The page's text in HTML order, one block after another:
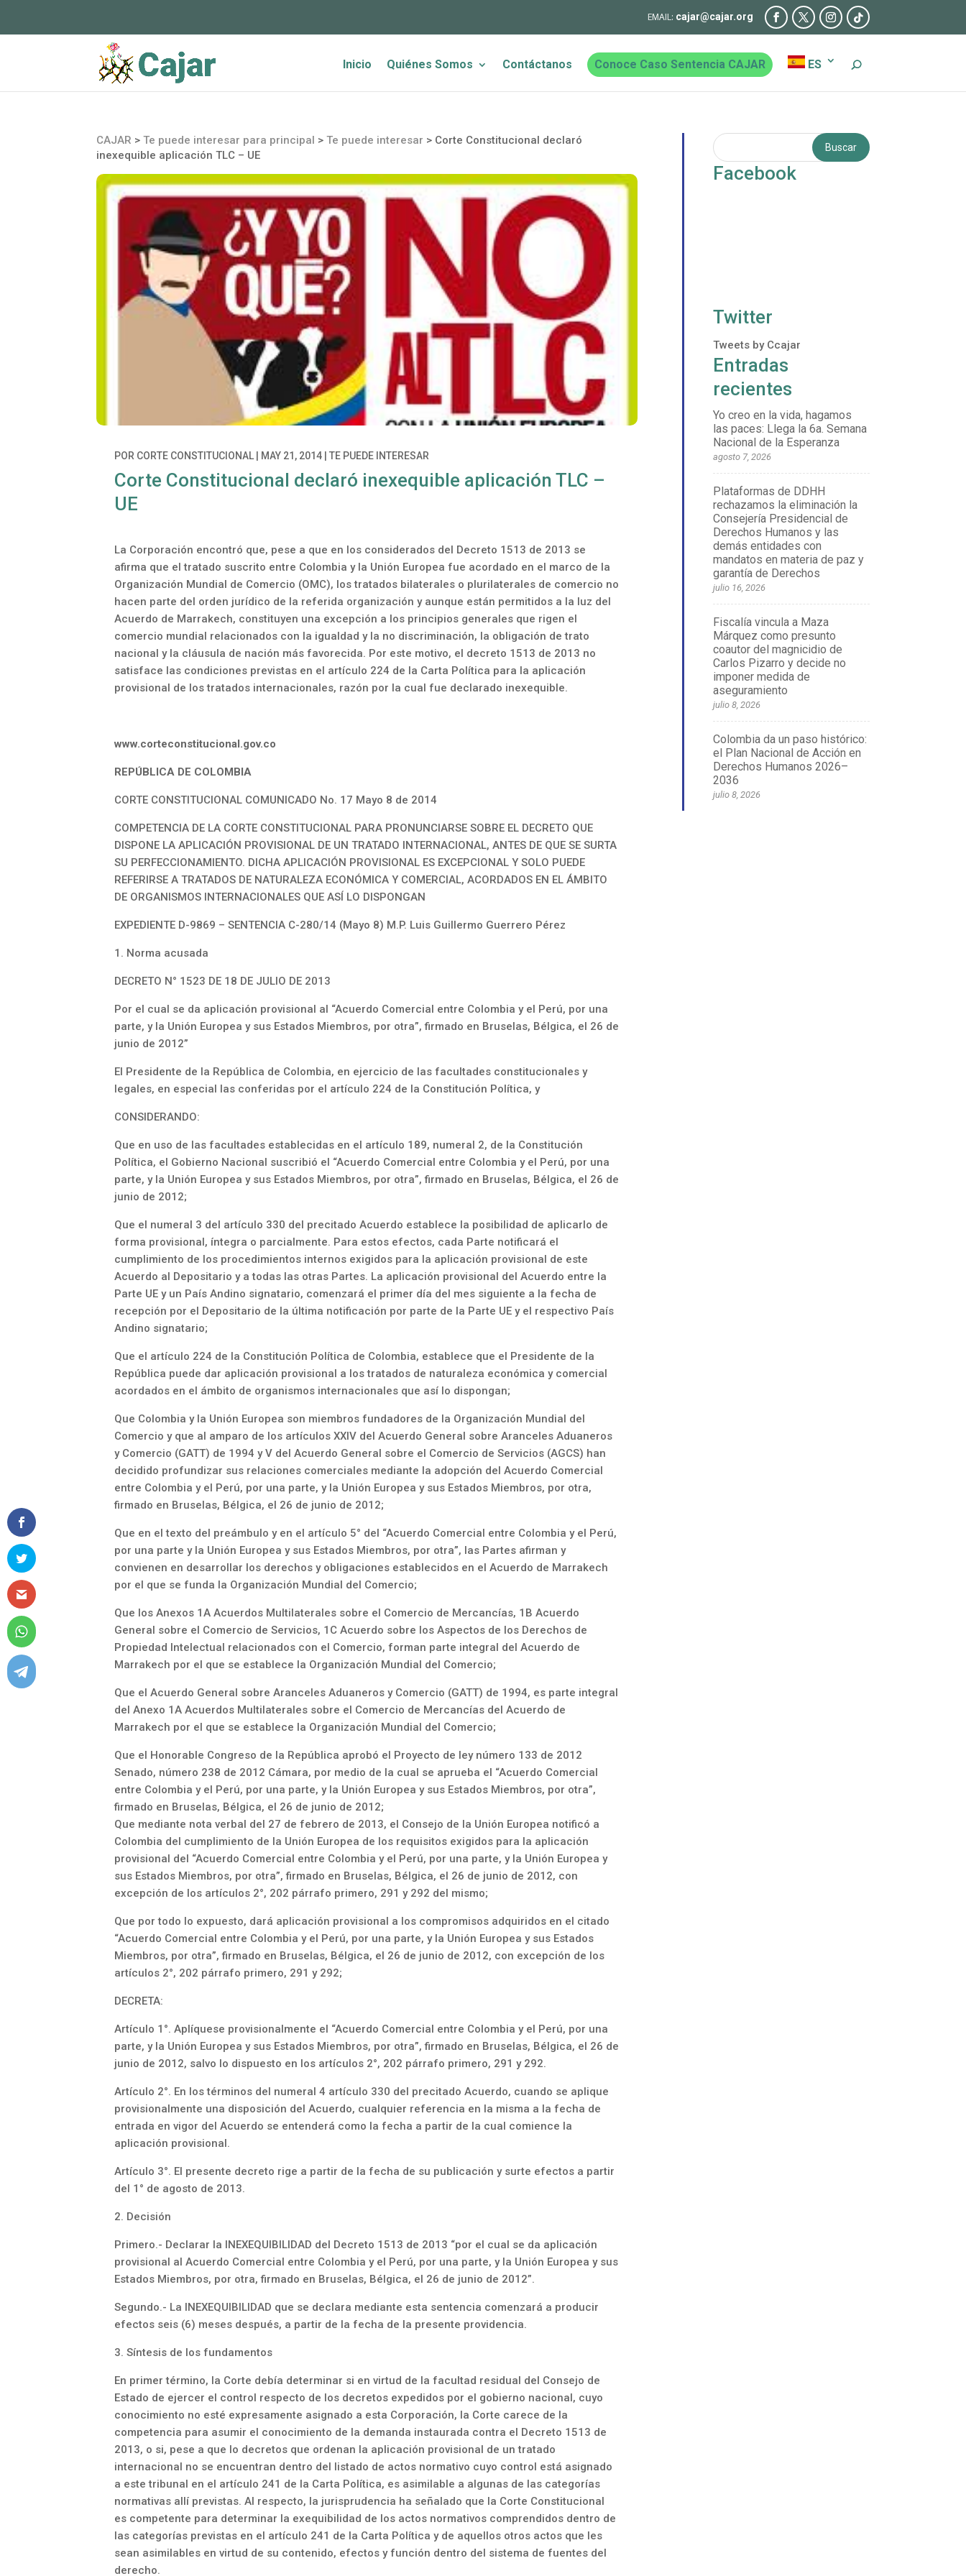
cajar@cajar.org
Inicio Quiénes Somos Contáctanos Conoce Caso Sentencia CAJAR ES
CAJAR >Te puede interesar para principal >Te puede interesar > Corte Constitucional declaró
inexequible aplicación TLC – UE
POR CORTE CONSTITUCIONAL MAY 21, 2014 |TE PUEDE INTERESAR
Corte Constitucional declaró inexequible aplicación TLC –
UE
La Corporación encontró que, pese a que en los considerados del Decreto 1513 de 2013 se
afirma que el tratado suscrito entre Colombia y la Unión Europea fue acordado en el marco de la
Organización Mundial de Comercio (OMC), los tratados bilaterales o plurilaterales de comercio no
hacen parte del orden jurídico de la referida organización y aunque están permitidos a la luz del
Acuerdo de Marrakech, constituyen una excepción a los principios generales que rigen el
comercio mundial relacionados con la igualdad y la no discriminación, la obligación de trato
nacional y la cláusula de nación más favorecida. Por este motivo, el decreto 1513 de 2013 no
satisface las condiciones previstas en el artículo 224 de la Carta Política para la aplicación
provisional de los tratados internacionales, razón por la cual fue declarado inexequible.
www.corteconstitucional.gov.co
REPÚBLICA DE COLOMBIA
CORTE CONSTITUCIONAL COMUNICADO No. 17 Mayo 8 de 2014
COMPETENCIA DE LA CORTE CONSTITUCIONAL PARA PRONUNCIARSE SOBRE EL DECRETO QUE
DISPONE LA APLICACIÓN PROVISIONAL DE UN TRATADO INTERNACIONAL, ANTES DE QUE SE SURTA
SU PERFECCIONAMIENTO. DICHA APLICACIÓN PROVISIONAL ES EXCEPCIONAL Y SOLO PUEDE
REFERIRSE A TRATADOS DE NATURALEZA ECONÓMICA Y COMERCIAL, ACORDADOS EN EL ÁMBITO
DE ORGANISMOS INTERNACIONALES QUE ASÍ LO DISPONGAN
EXPEDIENTE D-9869 – SENTENCIA C-280/14 (Mayo 8) M.P. Luis Guillermo Guerrero Pérez
1. Norma acusada
DECRETO N° 1523 DE 18 DE JULIO DE 2013
Por el cual se da aplicación provisional al “Acuerdo Comercial entre Colombia y el Perú, por una
parte, y la Unión Europea y sus Estados Miembros, por otra”, firmado en Bruselas, Bélgica, el 26 de
junio de 2012”
El Presidente de la República de Colombia, en ejercicio de las facultades constitucionales y
legales, en especial las conferidas por el artículo 224 de la Constitución Política, y
CONSIDERANDO:
Que en uso de las facultades establecidas en el artículo 189, numeral 2, de la Constitución
Política, el Gobierno Nacional suscribió el “Acuerdo Comercial entre Colombia y el Perú, por una
parte, y la Unión Europea y sus Estados Miembros, por otra”, firmado en Bruselas, Bélgica, el 26 de
junio de 2012;
Que el numeral 3 del artículo 330 del precitado Acuerdo establece la posibilidad de aplicarlo de
forma provisional, íntegra o parcialmente. Para estos efectos, cada Parte notificará el
cumplimiento de los procedimientos internos exigidos para la aplicación provisional de este
Acuerdo al Depositario y a todas las otras Partes. La aplicación provisional del Acuerdo entre la
Parte UE y un País Andino signatario, comenzará el primer día del mes siguiente a la fecha de
recepción por el Depositario de la última notificación por parte de la Parte UE y el respectivo País
Andino signatario;
Que el artículo 224 de la Constitución Política de Colombia, establece que el Presidente de la
República puede dar aplicación provisional a los tratados de naturaleza económica y comercial
acordados en el ámbito de organismos internacionales que así lo dispongan;
Que Colombia y la Unión Europea son miembros fundadores de la Organización Mundial del
Comercio y que al amparo de los artículos XXIV del Acuerdo General sobre Aranceles Aduaneros
y Comercio (GATT) de 1994 y V del Acuerdo General sobre el Comercio de Servicios (AGCS) han
decidido profundizar sus relaciones comerciales mediante la adopción del Acuerdo Comercial
entre Colombia y el Perú, por una parte, y la Unión Europea y sus Estados Miembros, por otra,
firmado en Bruselas, Bélgica, el 26 de junio de 2012;
Que en el texto del preámbulo y en el artículo 5° del “Acuerdo Comercial entre Colombia y el Perú,
por una parte y la Unión Europea y sus Estados Miembros, por otra”, las Partes afirman y
convienen en desarrollar los derechos y obligaciones establecidos en el Acuerdo de Marrakech
por el que se funda la Organización Mundial del Comercio;
Que los Anexos 1A Acuerdos Multilaterales sobre el Comercio de Mercancías, 1B Acuerdo
General sobre el Comercio de Servicios, 1C Acuerdo sobre los Aspectos de los Derechos de
Propiedad Intelectual relacionados con el Comercio, forman parte integral del Acuerdo de
Marrakech por el que se establece la Organización Mundial del Comercio;
Que el Acuerdo General sobre Aranceles Aduaneros y Comercio (GATT) de 1994, es parte integral
del Anexo 1A Acuerdos Multilaterales sobre el Comercio de Mercancías del Acuerdo de
Marrakech por el que se establece la Organización Mundial del Comercio;
Que el Honorable Congreso de la República aprobó el Proyecto de ley número 133 de 2012
Senado, número 238 de 2012 Cámara, por medio de la cual se aprueba el “Acuerdo Comercial
entre Colombia y el Perú, por una parte, y la Unión Europea y sus Estados Miembros, por otra”,
firmado en Bruselas, Bélgica, el 26 de junio de 2012;
Que mediante nota verbal del 27 de febrero de 2013, el Consejo de la Unión Europea notificó a
Colombia del cumplimiento de la Unión Europea de los requisitos exigidos para la aplicación
provisional del “Acuerdo Comercial entre Colombia y el Perú, por una parte, y la Unión Europea y
sus Estados Miembros, por otra”, firmado en Bruselas, Bélgica, el 26 de junio de 2012, con
excepción de los artículos 2°, 202 párrafo primero, 291 y 292 del mismo;
Que por todo lo expuesto, dará aplicación provisional a los compromisos adquiridos en el citado
“Acuerdo Comercial entre Colombia y el Perú, por una parte, y la Unión Europea y sus Estados
Miembros, por otra”, firmado en Bruselas, Bélgica, el 26 de junio de 2012, con excepción de los
artículos 2°, 202 párrafo primero, 291 y 292;
DECRETA:
Artículo 1°. Aplíquese provisionalmente el “Acuerdo Comercial entre Colombia y el Perú, por una
parte, y la Unión Europea y sus Estados Miembros, por otra”, firmado en Bruselas, Bélgica, el 26 de
junio de 2012, salvo lo dispuesto en los artículos 2°, 202 párrafo primero, 291 y 292.
Artículo 2°. En los términos del numeral 4 artículo 330 del precitado Acuerdo, cuando se aplique
provisionalmente una disposición del Acuerdo, cualquier referencia en la misma a la fecha de
entrada en vigor del Acuerdo se entenderá como la fecha a partir de la cual comience la
aplicación provisional.
Artículo 3°. El presente decreto rige a partir de la fecha de su publicación y surte efectos a partir
del 1° de agosto de 2013.
2. Decisión
Primero.- Declarar la INEXEQUIBILIDAD del Decreto 1513 de 2013 “por el cual se da aplicación
provisional al Acuerdo Comercial entre Colombia y el Perú, por una parte, y la Unión Europea y sus
Estados Miembros, por otra, firmado en Bruselas, Bélgica, el 26 de junio de 2012”.
Segundo.- La INEXEQUIBILIDAD que se declara mediante esta sentencia comenzará a producir
efectos seis (6) meses después, a partir de la fecha de la presente providencia.
3. Síntesis de los fundamentos
En primer término, la Corte debía determinar si en virtud de la facultad residual del Consejo de
Estado de ejercer el control respecto de los decretos expedidos por el gobierno nacional, cuyo
conocimiento no esté expresamente asignado a esta Corporación, la Corte carece de la
competencia para asumir el conocimiento de la demanda instaurada contra el Decreto 1513 de
2013, o si, pese a que lo decretos que ordenan la aplicación provisional de un tratado
internacional no se encuentran dentro del listado de actos normativo cuyo control está asignado
a este tribunal en el artículo 241 de la Carta Política, es asimilable a algunas de las categorías
normativas allí previstas. Al respecto, la jurisprudencia ha señalado que la Corte Constitucional
es competente para determinar la exequibilidad de los actos normativos comprendidos dentro de
las categorías previstas en el artículo 241 de la Carta Política y de aquellos otros actos que les
sean asimilables en virtud de su contenido, efectos y función dentro del sistema de fuentes del
derecho.
Facebook
Twitter
Tweets by Ccajar
Entradas
recientes
Yo creo en la vida, hagamos
las paces: Llega la 6a. Semana
Nacional de la Esperanza
agosto 7, 2026
Plataformas de DDHH
rechazamos la eliminación la
Consejería Presidencial de
Derechos Humanos y las
demás entidades con
mandatos en materia de paz y
garantía de Derechos
julio 16, 2026
Fiscalía vincula a Maza
Márquez como presunto
coautor del magnicidio de
Carlos Pizarro y decide no
imponer medida de
aseguramiento
julio 8, 2026
Colombia da un paso histórico:
el Plan Nacional de Acción en
Derechos Humanos 2026–
2036
julio 8, 2026